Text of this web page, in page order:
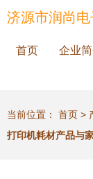
济源市润尚
首页 企业
当前位置： 首页 >
打印机耗材产品与